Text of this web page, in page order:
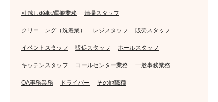
引越し/移転/運搬業務 清掃スタッフ
クリーニング（洗濯業） レジスタッフ 販売スタッフ
イベントスタッフ 販促スタッフ ホールスタッフ
キッチンスタッフ コールセンター業務 一般事務業務
OA事務業務 ドライバー その他職種